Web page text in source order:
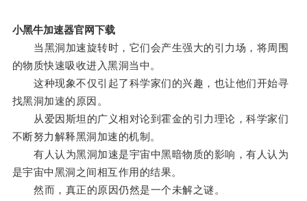
小黑牛加速器官网下载
当黑洞加速旋转时，它们会产生强大的引力场，将周围
的物质快速吸收进入黑洞当中。
这种现象不仅引起了科学家们的兴趣，也让他们开始寻
找黑洞加速的原因。
从爱因斯坦的广义相对论到霍金的引力理论，科学家们
不断努力解释黑洞加速的机制。
有人认为黑洞加速是宇宙中黑暗物质的影响，有人认为
是宇宙中黑洞之间相互作用的结果。
然而，真正的原因仍然是一个未解之谜。